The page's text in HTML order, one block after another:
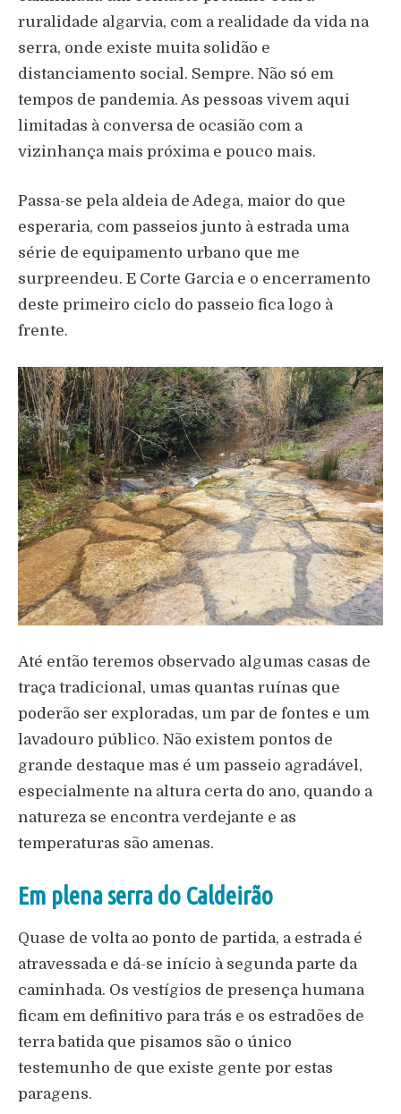
ruralidade algarvia, com a realidade da vida na
serra, onde existe muita solidão e
distanciamento social. Sempre. Não só em
tempos de pandemia. As pessoas vivem aqui
limitadas à conversa de ocasião com a
vizinhança mais próxima e pouco mais.
Passa-se pela aldeia de Adega, maior do que
esperaria, com passeios junto à estrada uma
série de equipamento urbano que me
surpreendeu. E Corte Garcia e o encerramento
deste primeiro ciclo do passeio fica logo à
frente.
Até então teremos observado algumas casas de
traça tradicional, umas quantas ruínas que
poderão ser exploradas, um par de fontes e um
lavadouro público. Não existem pontos de
grande destaque mas é um passeio agradável,
especialmente na altura certa do ano, quando a
natureza se encontra verdejante e as
temperaturas são amenas.
Em plena serra do Caldeirão
Quase de volta ao ponto de partida, a estrada é
atravessada e dá-se início à segunda parte da
caminhada. Os vestígios de presença humana
ficam em definitivo para trás e os estradões de
terra batida que pisamos são o único
testemunho de que existe gente por estas
paragens.